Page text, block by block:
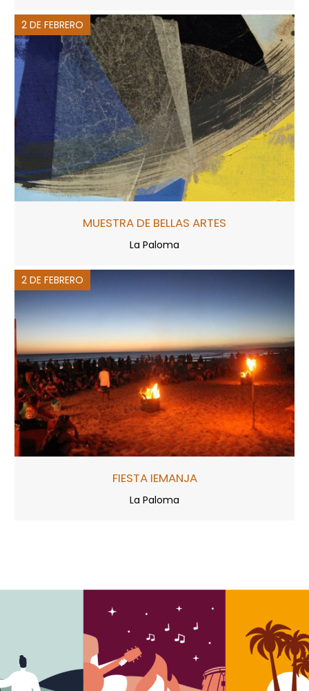
2 DE FEBRERO
MUESTRA DE BELLAS ARTES
La Paloma
2 DE FEBRERO
FIESTA IEMANJA
La Paloma